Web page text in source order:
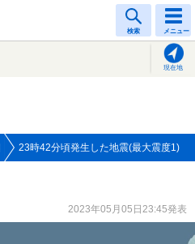
検索 メニュー
現在地
23時42分頃発生した地震(最大震度1)
2023年05月05日23:45発表